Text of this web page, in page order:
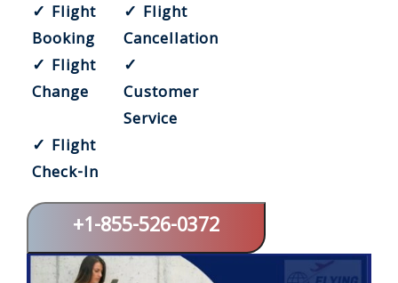
✓ Flight
Booking
✓ Flight
Cancellation
✓ Flight
Change
✓
Customer
Service
✓ Flight
Check-In
+1-855-526-0372